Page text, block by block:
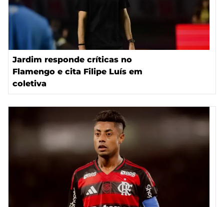
Jardim responde críticas no
Flamengo e cita Filipe Luís em
coletiva